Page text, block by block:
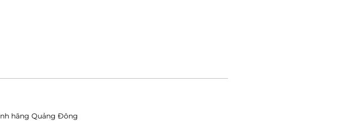
hãng Quảng Đông